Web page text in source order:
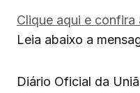
Clique aqui e confira
Leia abaixo a
Diário Oficial da